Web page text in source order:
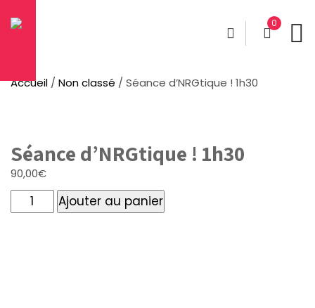
0
Accueil / Non classé / Séance d’NRGtique ! 1h30
Séance d’NRGtique ! 1h30
90,00€
quantité
de
Ajouter au panier